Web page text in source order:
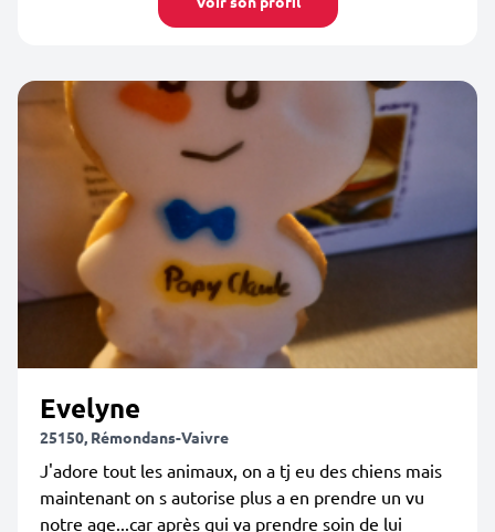
Evelyne
25150, Rémondans-Vaivre
J'adore tout les animaux, on a tj eu des chiens mais
maintenant on s autorise plus a en prendre un vu
notre age...car après qui va prendre soin de lui